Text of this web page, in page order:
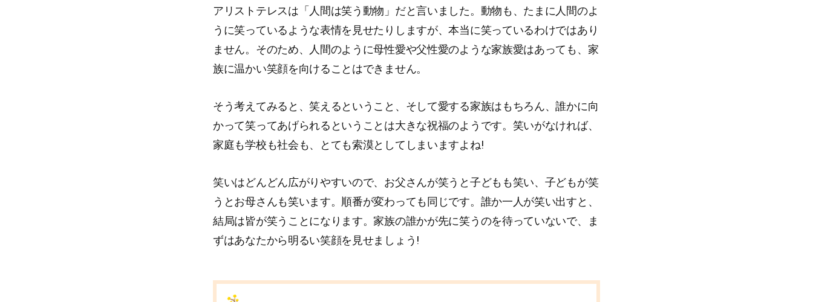
アリストテレスは「人間は笑う動物」だと言いました。動物も、たまに人間のよ
うに笑っているような表情を見せたりしますが、本当に笑っているわけではあり
ません。そのため、人間のように母性愛や父性愛のような家族愛はあっても、家
族に温かい笑顔を向けることはできません。
そう考えてみると、笑えるということ、そして愛する家族はもちろん、誰かに向
かって笑ってあげられるということは大きな祝福のようです。笑いがなければ、
家庭も学校も社会も、とても索漠としてしまいますよね!
笑いはどんどん広がりやすいので、お父さんが笑うと子どもも笑い、子どもが笑
うとお母さんも笑います。順番が変わっても同じです。誰か一人が笑い出すと、
結局は皆が笑うことになります。家族の誰かが先に笑うのを待っていないで、ま
ずはあなたから明るい笑顔を見せましょう!